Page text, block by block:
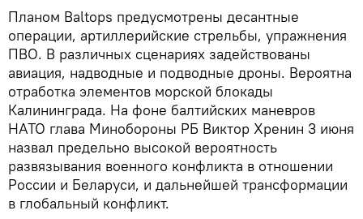
Планом Baltops предусмотрены десантные
операции, артиллерийские стрельбы, упражнения
ПВО. В различных сценариях задействованы
авиация, надводные и подводные дроны. Вероятна
отработка элементов морской блокады
Калининграда. На фоне балтийских маневров
НАТО глава Минобороны РБ Виктор Хренин 3 июня
назвал предельно высокой вероятность
развязывания военного конфликта в отношении
России и Беларуси, и дальнейшей трансформации
в глобальный конфликт.